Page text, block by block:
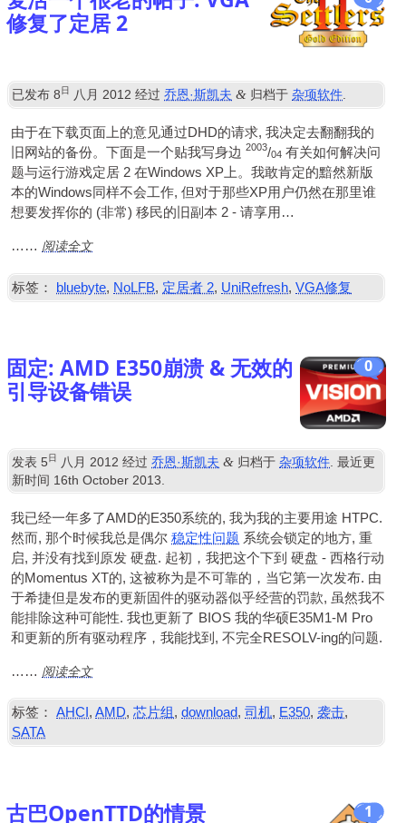
修复了定居 2
已发布8日 八月 2012 经过乔恩·斯凯夫 & 归档于杂项软件
由于在下载页面上的意见通过DHD的请求, 我决定去翻翻我的
旧网站的备份。下面是一个贴我写身边2003/04 有关如何解决问
题与运行游戏定居 2 在Windows XP上。我敢肯定的黯然新版
本的Windows同样不会工作, 但对于那些XP用户仍然在那里谁
想要发挥你的 (非常) 移民的旧副本 2 - 请享用…
…… 阅读全文
标签： bluebyte, NoLFB, 定居者 2, UniRefresh,VGA修复
0
固定: AMD E350崩溃 & 无效的
引导设备错误
发表5日 八月 2012 经过乔恩·斯凯夫 & 归档于杂项软件. 最近更
新时间 16th October 2013.
我已经一年多了AMD的E350系统的, 我为我的主要用途 HTPC.
然而, 那个时候我总是偶尔稳定性问题 系统会锁定的地方, 重
启, 并没有找到原发硬盘. 起初，我把这个下到硬盘 - 西格行动
的Momentus XT的, 这被称为是不可靠的，当它第一次发布. 由
于希捷但是发布的更新固件的驱动器似乎经营的罚款, 虽然我不
能排除这种可能性. 我也更新了 BIOS 我的华硕E35M1-M Pro
和更新的所有驱动程序，我能找到, 不完全RESOLV-ing的问题.
…… 阅读全文
标签： AHCI ,AMD,芯片组 ,download,司机, E350, 袭击,
SATA
1
古巴OpenTTD的情景